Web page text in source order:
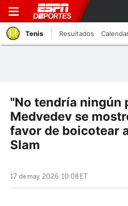
Tenis Resultados
"No tendría ningún
Medvedev se
favor de boicotear
Slam
17 de may, 2026, 10:08 ET